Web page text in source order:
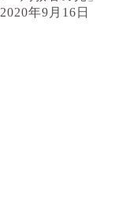
2020年9月16日